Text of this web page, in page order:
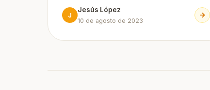
leyendo esta guía de robots.tx en
WordPress! Continue Reading
J
Jesús López
10 de agosto de 2023